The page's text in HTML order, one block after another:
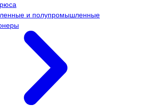
и полупромышленные